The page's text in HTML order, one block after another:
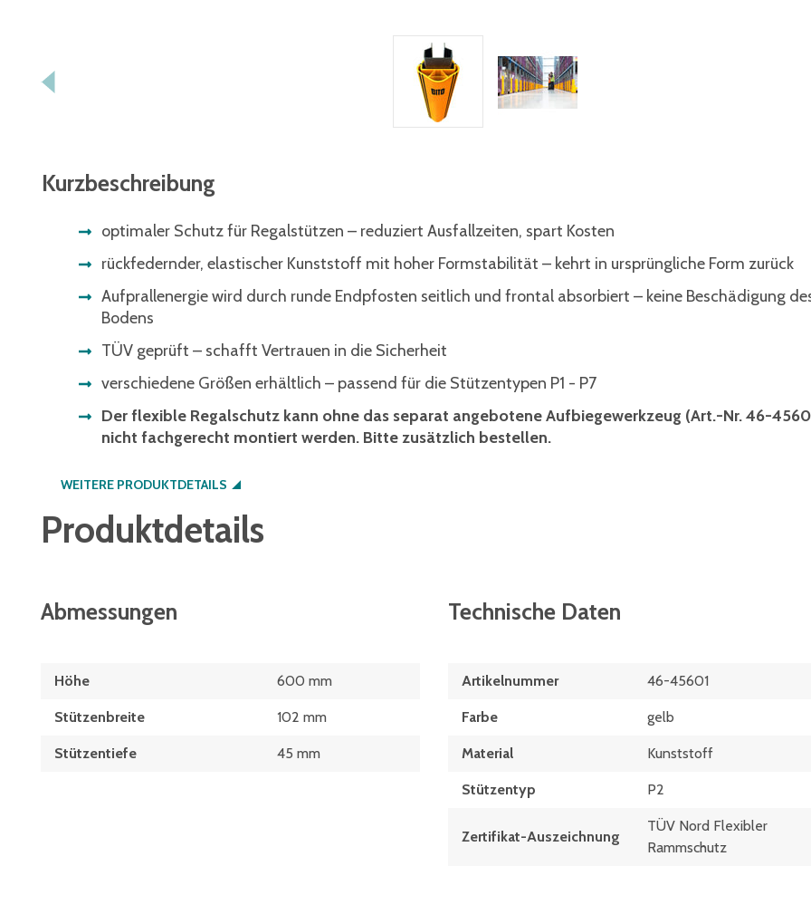
Kurzbeschreibung
optimaler Schutz für Regalstützen – reduziert Ausfallzeiten, spart Kosten
rückfedernder, elastischer Kunststoff mit hoher Formstabilität – kehrt in ursprüngliche Form zurück
Aufprallenergie wird durch runde Endpfosten seitlich und frontal absorbiert – keine Beschädigung
Bodens
TÜV geprüft – schafft Vertrauen in die Sicherheit
verschiedene Größen erhältlich – passend für die Stützentypen P1 - P7
Der flexible Regalschutz kann ohne das separat angebotene Aufbiegewerkzeug (Art.-Nr. 46-
nicht fachgerecht montiert werden. Bitte zusätzlich bestellen.
WEITERE PRODUKTDETAILS
Produktdetails
Abmessungen
Höhe 600 mm
Stützenbreite 102 mm
Stützentiefe 45 mm
Technische Daten
Artikelnummer 46-45601
Farbe gelb
Material Kunststoff
Stützentyp P2
Zertifikat-Auszeichnung
TÜV Nord Flexibler
Rammschutz